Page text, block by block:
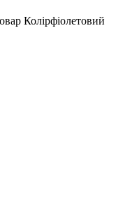
Колірфіолетовий